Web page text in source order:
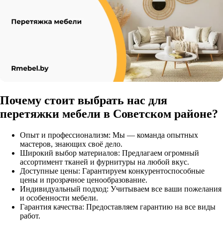
Почему стоит выбрать нас для
перетяжки мебели в Советском районе?
Опыт и профессионализм: Мы — команда опытных
мастеров, знающих своё дело.
Широкий выбор материалов: Предлагаем огромный
ассортимент тканей и фурнитуры на любой вкус.
Доступные цены: Гарантируем конкурентоспособные
цены и прозрачное ценообразование.
Индивидуальный подход: Учитываем все ваши пожелания
и особенности мебели.
Гарантия качества: Предоставляем гарантию на все виды
работ.